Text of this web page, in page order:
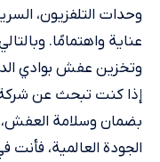
وحدات التلفزيون،
عناية واهتمامًا.
وتخزين عفش بوادي
إذا كنت تبحث عن
بضمان وسلامة العفش،
الجودة العالمية، فأنت